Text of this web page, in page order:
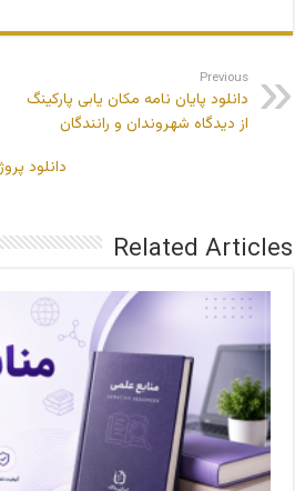
Previous
دانلود پایان نامه مکان یابی پارکینگ
از دیدگاه شهروندان و رانندگان
دانلود
Related Articles